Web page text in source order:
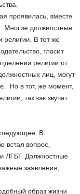
проявилась, вместе
Многие должностные
религии. В тот же
гласит
религии от
лиц, могут
Но в тот, же момент,
так как звучат
В
встал вопрос,
ЛГБТ. Должностные
заявления,
образ жизни